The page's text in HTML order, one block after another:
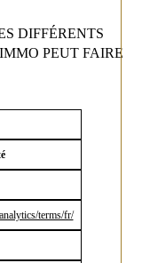
DIFFÉRENTS
PEUT FAIRE
terms/fr/